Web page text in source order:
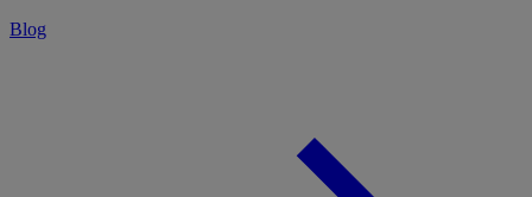
Blog